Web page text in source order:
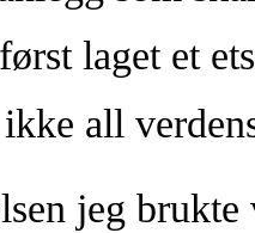
laget et
all
jeg